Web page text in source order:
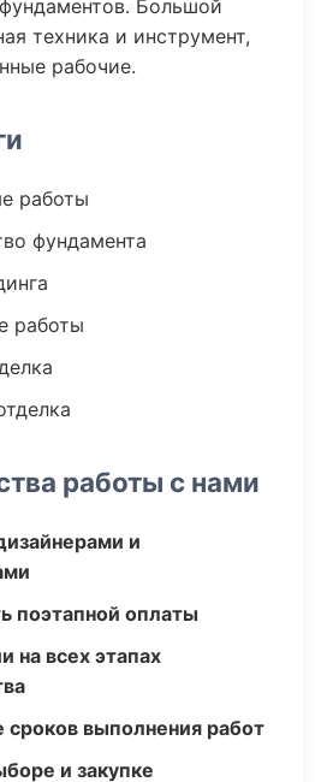
Большой
техника и инструмент,
рабочие.
работы
фундамента
работы
работы с нами
и
поэтапной оплаты
на всех этапах
выполнения работ
и закупке